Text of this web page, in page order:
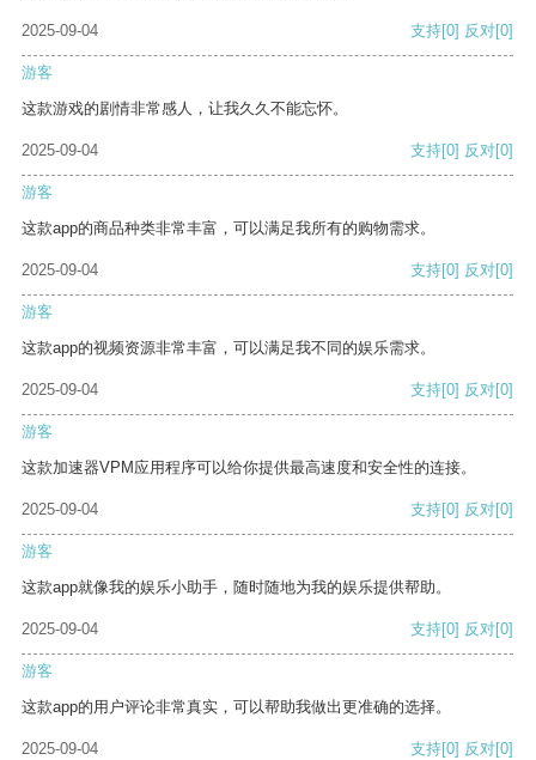
2025-09-04 支持[0] 反对[0]
游客
这款游戏的剧情非常感人，让我久久不能忘怀。
2025-09-04 支持[0] 反对[0]
游客
这款app的商品种类非常丰富，可以满足我所有的购物需求。
2025-09-04 支持[0] 反对[0]
游客
这款app的视频资源非常丰富，可以满足我不同的娱乐需求。
2025-09-04 支持[0] 反对[0]
游客
这款加速器VPM应用程序可以给你提供最高速度和安全性的连接。
2025-09-04 支持[0] 反对[0]
游客
这款app就像我的娱乐小助手，随时随地为我的娱乐提供帮助。
2025-09-04 支持[0] 反对[0]
游客
这款app的用户评论非常真实，可以帮助我做出更准确的选择。
2025-09-04 支持[0] 反对[0]